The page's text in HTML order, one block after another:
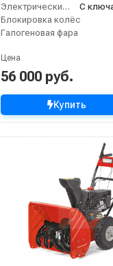
Электрический стартер
Блокировка колёс
Галогеновая фара
Цена
56 000 руб.
Купить